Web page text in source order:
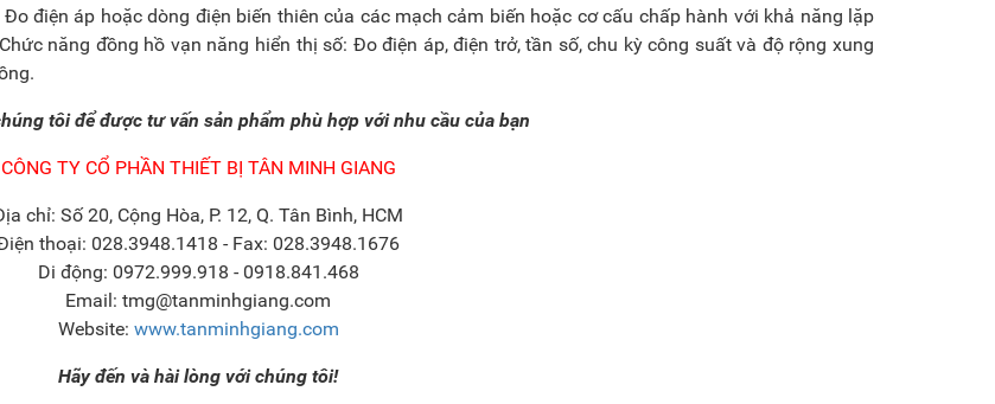
điện áp hoặc dòng điện biến thiên của các mạch cảm biến hoặc cơ cấu chấp hành với khả năng lặp
năng đồng hồ vạn năng hiển thị số: Đo điện áp, điện trở, tần số, chu kỳ công suất và độ rộng xung
tôi để được tư vấn sản phẩm phù hợp với nhu cầu của bạn
CÔNG TY CỔ PHẦN THIẾT BỊ TÂN MINH GIANG
chỉ: Số 20, Cộng Hòa, P. 12, Q. Tân Bình, HCM
thoại: 028.3948.1418 - Fax: 028.3948.1676
Di động: 0972.999.918 - 0918.841.468
Email: tmg@tanminhgiang.com
Website: www.tanminhgiang.com
Hãy đến và hài lòng với chúng tôi!